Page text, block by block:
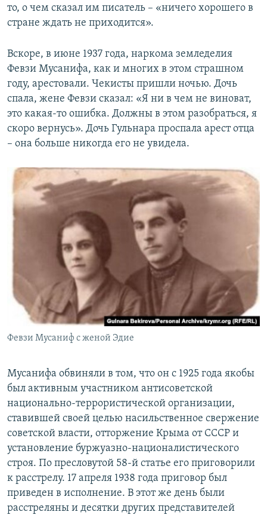
то, о чем сказал им писатель – «ничего хорошего в
стране ждать не приходится».
Вскоре, в июне 1937 года, наркома земледелия
Февзи Мусанифа, как и многих в этом страшном
году, арестовали. Чекисты пришли ночью. Дочь
спала, жене Февзи сказал: «Я ни в чем не виноват,
это какая-то ошибка. Должны в этом разобраться, я
скоро вернусь». Дочь Гульнара проспала арест отца
– она больше никогда его не увидела.
Февзи Мусаниф с женой Эдие
​Мусанифа обвиняли в том, что он с 1925 года якобы
был активным участником антисоветской
национально-террористической организации,
ставившей своей целью насильственное свержение
советской власти, отторжение Крыма от СССР и
установление буржуазно-националистического
строя. По пресловутой 58-й статье его приговорили
к расстрелу. 17 апреля 1938 года приговор был
приведен в исполнение. В этот же день были
расстреляны и десятки других представителей